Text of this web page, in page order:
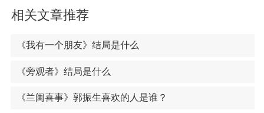
相关文章推荐
《我有一个朋友》结局是什么
《旁观者》结局是什么
《兰闺喜事》郭振生喜欢的人是谁？